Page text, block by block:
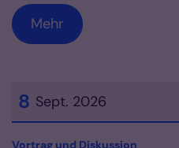
Mehr
8 Sept. 2026
Datum: 8. September 2026
Vortrag und Diskussion